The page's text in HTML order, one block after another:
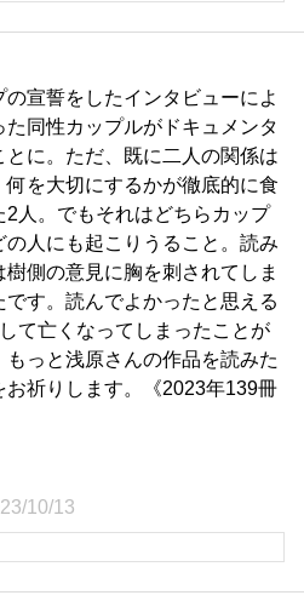
宣誓をしたインタビューによ
た同性カップルがドキュメンタ
とに。ただ、既に二人の関係は
何を大切にするかが徹底的に食
2人。でもそれはどちらカップ
の人にも起こりうること。読み
側の意見に胸を刺されてしま
です。読んでよかったと思える
て亡くなってしまったことが
っと浅原さんの作品を読みた
お祈りします。《2023年139冊
10/13